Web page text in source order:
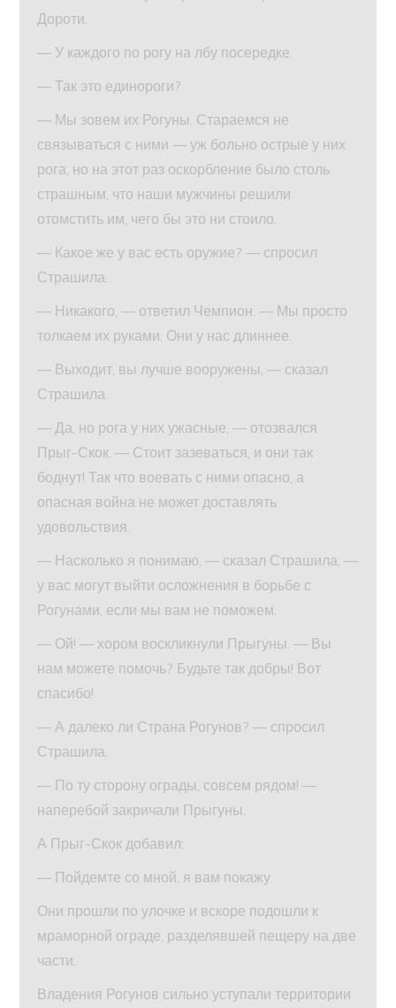
Дороти.
— У каждого по рогу на лбу посередке.
— Так это единороги?
— Мы зовем их Рогуны. Стараемся не
связываться с ними — уж больно острые у них
рога, но на этот раз оскорбление было столь
страшным, что наши мужчины решили
отомстить им, чего бы это ни стоило.
— Какое же у вас есть оружие? — спросил
Страшила.
— Никакого, — ответил Чемпион. — Мы просто
толкаем их руками. Они у нас длиннее.
— Выходит, вы лучше вооружены, — сказал
Страшила.
— Да, но рога у них ужасные, — отозвался
Прыг-Скок. — Стоит зазеваться, и они так
боднут! Так что воевать с ними опасно, а
опасная война не может доставлять
удовольствия.
— Насколько я понимаю, — сказал Страшила, —
у вас могут выйти осложнения в борьбе с
Рогунами, если мы вам не поможем.
— Ой! — хором воскликнули Прыгуны. — Вы
нам можете помочь? Будьте так добры! Вот
спасибо!
— А далеко ли Страна Рогунов? — спросил
Страшила.
— По ту сторону ограды, совсем рядом! —
наперебой закричали Прыгуны.
А Прыг-Скок добавил:
— Пойдемте со мной, я вам покажу.
Они прошли по улочке и вскоре подошли к
мраморной ограде, разделявшей пещеру на две
части.
Владения Рогунов сильно уступали территории